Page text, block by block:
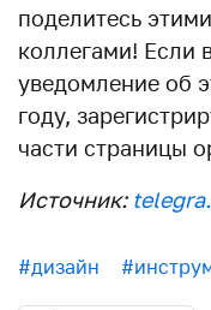
поделитесь
коллегами! Если
уведомление об
году,
части страницы
Источник:
#дизайн